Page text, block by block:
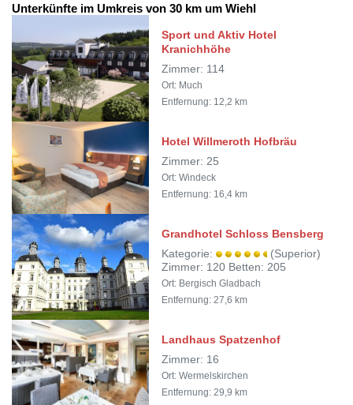
Unterkünfte im Umkreis von 30 km um Wiehl
Sport und Aktiv Hotel
Kranichhöhe
Zimmer: 114
Ort: Much
Entfernung: 12,2 km
Hotel Willmeroth Hofbräu
Zimmer: 25
Ort: Windeck
Entfernung: 16,4 km
Grandhotel Schloss Bensberg
Kategorie:
(Superior)
Zimmer: 120 Betten: 205
Ort: Bergisch Gladbach
Entfernung: 27,6 km
Landhaus Spatzenhof
Zimmer: 16
Ort: Wermelskirchen
Entfernung: 29,9 km